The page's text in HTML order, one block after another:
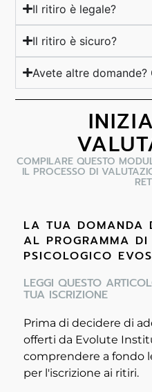
Il ritiro è legale?
Il ritiro è sicuro?
Avete altre domande?
COMPILARE QUESTO
IL PROCESSO DI
LA TUA DOMANDA
AL PROGRAMMA DI
PSICOLOGICO
LEGGI QUESTO
TUA ISCRIZIONE
Prima di decidere di
offerti da Evolute
comprendere a fondo
per l'iscrizione ai ritiri.